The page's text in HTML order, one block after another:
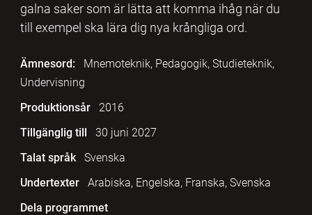
galna saker som är lätta att komma ihåg när du
till exempel ska lära dig nya krångliga ord.
Ämnesord:
Mnemoteknik, Pedagogik, Studieteknik,
Undervisning
Produktionsår
2016
Tillgänglig till
30 juni 2027
Talat språk
Svenska
Undertexter
Arabiska, Engelska, Franska, Svenska
Dela programmet